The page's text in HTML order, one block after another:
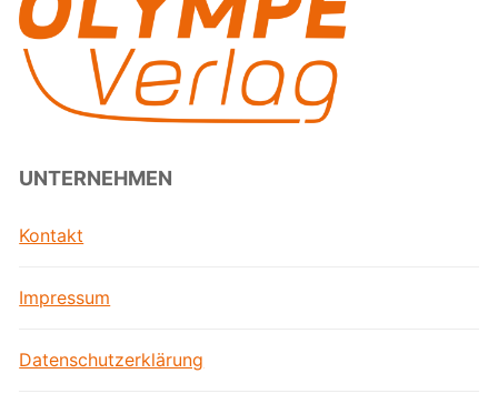
UNTERNEHMEN
Kontakt
Impressum
Datenschutzerklärung